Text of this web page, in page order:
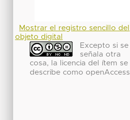
Mostrar el registro sencillo del
objeto digital
Excepto si se
señala otra
cosa, la licencia del ítem se
describe como openAccess